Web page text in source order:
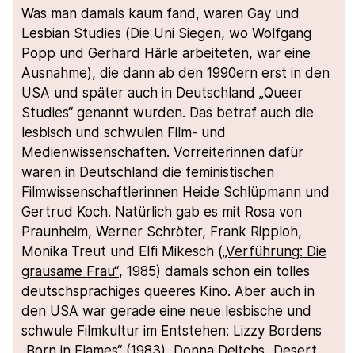
Was man damals kaum fand, waren Gay und
Lesbian Studies (Die Uni Siegen, wo Wolfgang
Popp und Gerhard Härle arbeiteten, war eine
Ausnahme), die dann ab den 1990ern erst in den
USA und später auch in Deutschland „Queer
Studies“ genannt wurden. Das betraf auch die
lesbisch und schwulen Film- und
Medienwissenschaften. Vorreiterinnen dafür
waren in Deutschland die feministischen
Filmwissenschaftlerinnen Heide Schlüpmann und
Gertrud Koch. Natürlich gab es mit Rosa von
Praunheim, Werner Schröter, Frank Ripploh,
Monika Treut und Elfi Mikesch („Verführung: Die
grausame Frau“, 1985) damals schon ein tolles
deutschsprachiges queeres Kino. Aber auch in
den USA war gerade eine neue lesbische und
schwule Filmkultur im Entstehen: Lizzy Bordens